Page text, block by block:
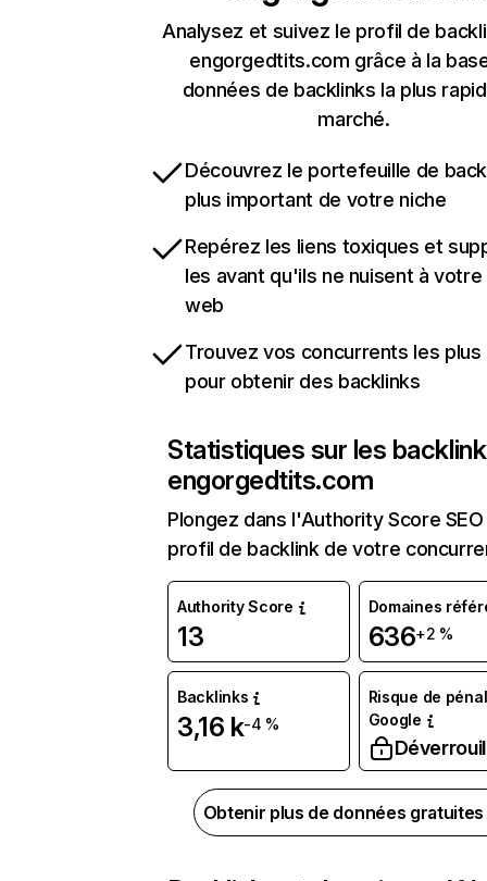
Analysez et suivez le profil de
engorgedtits.com grâce à la
données de backlinks la plus
marché.
Découvrez le portefeuille de
plus important de votre niche
Repérez les liens toxiques et
les avant qu'ils ne nuisent à
web
Trouvez vos concurrents les
pour obtenir des backlinks
Statistiques sur les
engorgedtits.com
Plongez dans l'Authority Score
profil de backlink de votre
Authority Score
13
Domaines
636+2 %
Backlinks
3,16 k-4 %
Risque de
Google
Obtenir plus de données